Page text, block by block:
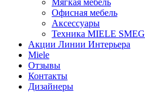
Мягкая мебель
Офисная мебель
Аксессуары
Техника MIELE SMEG
Акции Линии Интерьера
Miele
Отзывы
Контакты
Дизайнеры